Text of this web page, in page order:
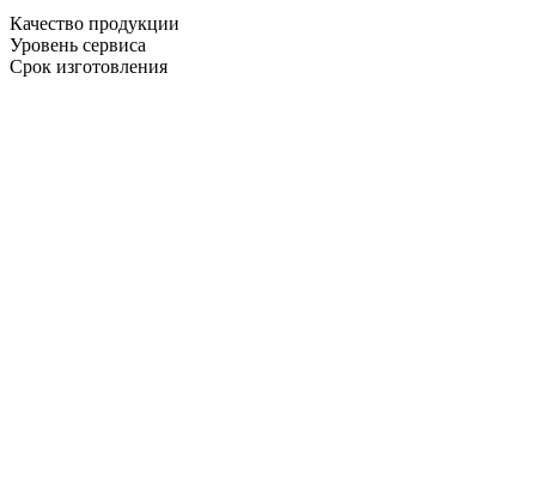
Качество продукции
Уровень сервиса
Срок изготовления